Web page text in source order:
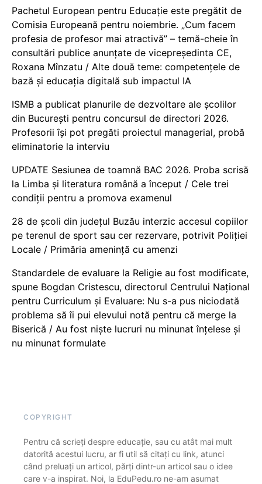
Pachetul European pentru Educație este pregătit de
Comisia Europeană pentru noiembrie. „Cum facem
profesia de profesor mai atractivă” – temă-cheie în
consultări publice anunțate de vicepreședinta CE,
Roxana Mînzatu / Alte două teme: competențele de
bază și educația digitală sub impactul IA
ISMB a publicat planurile de dezvoltare ale școlilor
din București pentru concursul de directori 2026.
Profesorii își pot pregăti proiectul managerial, probă
eliminatorie la interviu
UPDATE Sesiunea de toamnă BAC 2026. Proba scrisă
la Limba și literatura română a început / Cele trei
condiții pentru a promova examenul
28 de școli din județul Buzău interzic accesul copiilor
pe terenul de sport sau cer rezervare, potrivit Poliției
Locale / Primăria amenință cu amenzi
Standardele de evaluare la Religie au fost modificate,
spune Bogdan Cristescu, directorul Centrului Național
pentru Curriculum și Evaluare: Nu s-a pus niciodată
problema să îi pui elevului notă pentru că merge la
Biserică / Au fost niște lucruri nu minunat înțelese și
nu minunat formulate
COPYRIGHT
Pentru că scrieți despre educație, sau cu atât mai mult
datorită acestui lucru, ar fi util să citați cu link, atunci
când preluați un articol, părți dintr-un articol sau o idee
care v-a inspirat. Noi, la EduPedu.ro ne-am asumat